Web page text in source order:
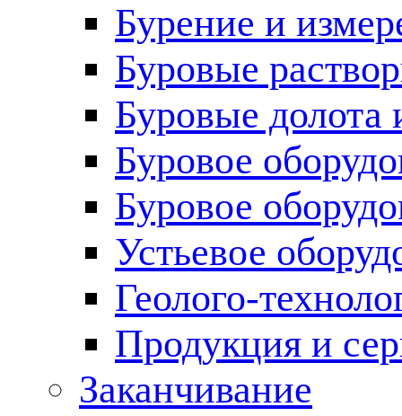
Бурение и
Буровые
Буровые долота
Буровое
Буровое
Устьевое
Геолого-
Продукция и
Заканчивание